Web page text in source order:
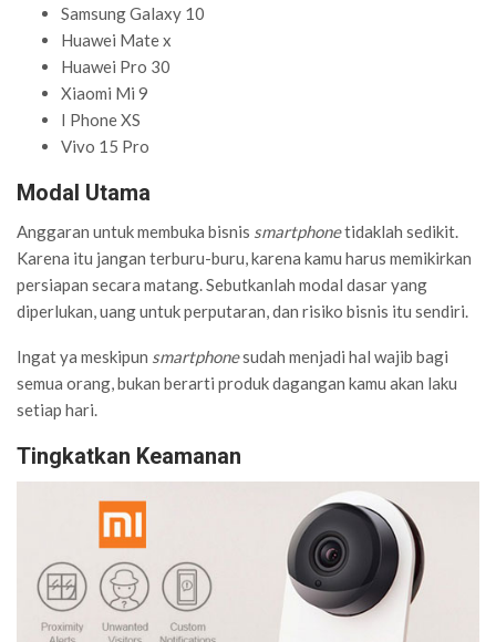
Samsung Galaxy 10
Huawei Mate x
Huawei Pro 30
Xiaomi Mi 9
I Phone XS
Vivo 15 Pro
Modal Utama
Anggaran untuk membuka bisnis smartphonetidaklah sedikit.
Karena itu jangan terburu-buru, karena kamu harus memikirkan
persiapan secara matang. Sebutkanlah modal dasar yang
diperlukan, uang untuk perputaran, dan risiko bisnis itu sendiri.
Ingat ya meskipun smartphonesudah menjadi hal wajib bagi
semua orang, bukan berarti produk dagangan kamu akan laku
setiap hari.
Tingkatkan Keamanan